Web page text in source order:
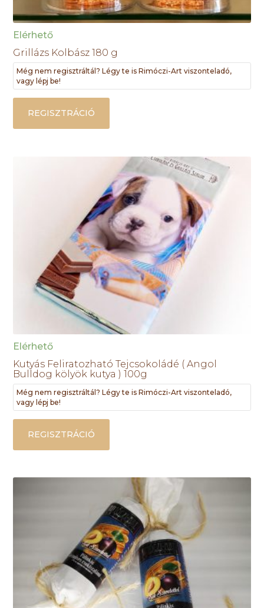
Elérhető
Grillázs Kolbász 180 g
Még nem regisztráltál? Légy te is Rimóczi-Art viszonteladó,
vagy lépj be!
REGISZTRÁCIÓ
Elérhető
Kutyás Feliratozható Tejcsokoládé ( Angol
Bulldog kölyök kutya ) 100g
Még nem regisztráltál? Légy te is Rimóczi-Art viszonteladó,
vagy lépj be!
REGISZTRÁCIÓ